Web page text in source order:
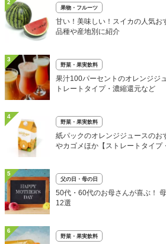
2
果物・フルーツ
甘い！美味しい！スイカの人気お
品種や産地別に紹介
3
野菜・果実飲料
果汁100パーセントのオレンジジ
トレートタイプ・濃縮還元など
4
野菜・果実飲料
紙パックのオレンジジュースのお
やカゴメほか【ストレートタイプ
5
父の日・母の日
50代・60代のお母さんが喜ぶ！
12選
6
野菜・果実飲料